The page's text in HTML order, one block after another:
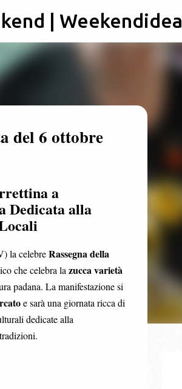
| Weekendidea
del 6 ottobre
a
Dedicata alla
la celebreRassegna della
che celebra la zucca varietà
padana. La manifestazione si
e sarà una giornata ricca di
dedicate alla